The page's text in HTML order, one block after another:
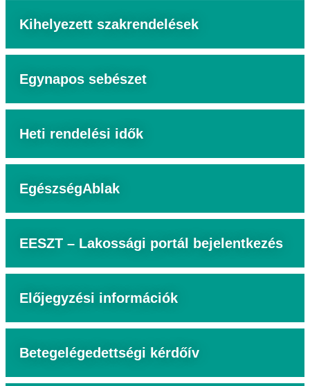
Kihelyezett szakrendelések
Egynapos sebészet
Heti rendelési idők
EgészségAblak
EESZT – Lakossági portál bejelentkezés
Előjegyzési információk
Betegelégedettségi kérdőív